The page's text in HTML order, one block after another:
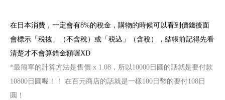
在日本消費，一定會有8%的稅金，購物的時候可以看到價錢後面
會標示「税抜」（不含稅）或「税込」（含稅），結帳前記得先看
清楚才不會算錯金額喔XD
*最簡單的計算方法是售價 x 1.08，所以10000日圓的話就是要付款
10800日圓喔！！ 在百元商店的話就是一樣100日幣的要付108日
圓！